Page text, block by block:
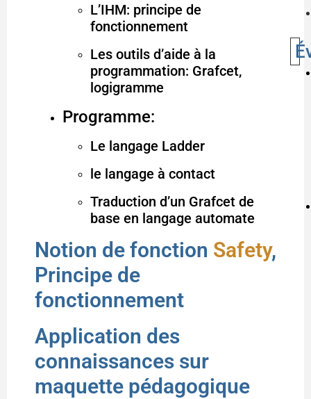
L’IHM: principe de
fonctionnement
Les outils d’aide à la
programmation: Grafcet,
logigramme
Programme:
Le langage Ladder
le langage à contact
Traduction d’un Grafcet de
base en langage automate
Notion de fonction Safety,
Principe de
fonctionnement
Application des
connaissances sur
maquette pédagogique